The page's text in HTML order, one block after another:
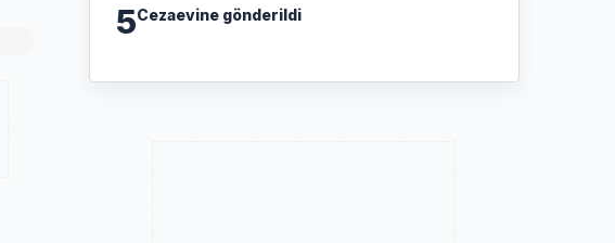
5Cezaevine gönderildi